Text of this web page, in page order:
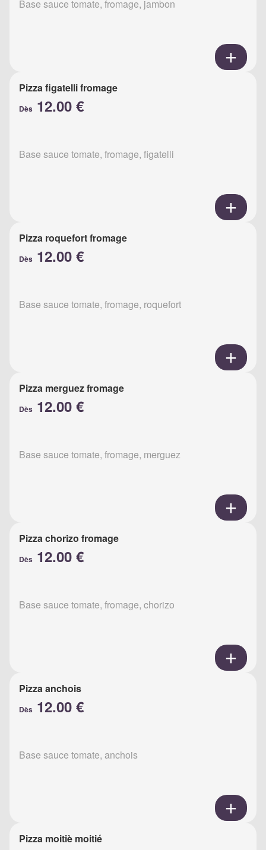
Base sauce tomate, fromage, jambon
Pizza figatelli fromage
Dès 12.00 €
Base sauce tomate, fromage, figatelli
Pizza roquefort fromage
Dès 12.00 €
Base sauce tomate, fromage, roquefort
Pizza merguez fromage
Dès 12.00 €
Base sauce tomate, fromage, merguez
Pizza chorizo fromage
Dès 12.00 €
Base sauce tomate, fromage, chorizo
Pizza anchois
Dès 12.00 €
Base sauce tomate, anchois
Pizza moitiè moitié